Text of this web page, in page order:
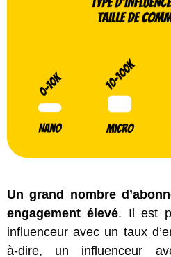
Un grand nombre
engagement élevé. Il est
influenceur avec un taux
à-dire, un influenceur